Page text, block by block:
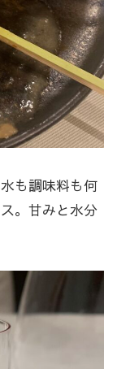
も調味料も何
。甘みと水分